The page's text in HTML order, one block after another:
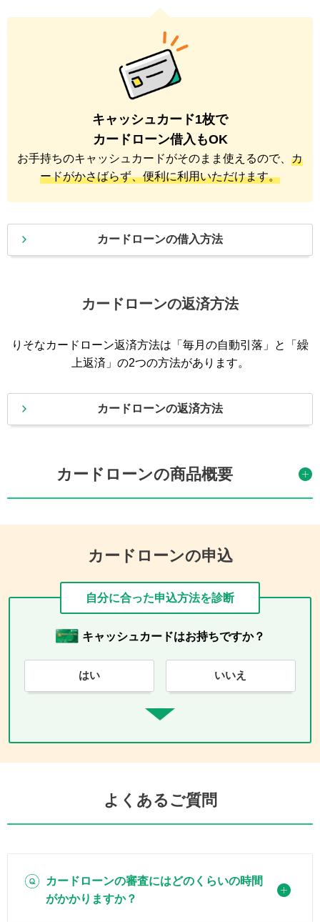
キャッシュカード1枚で
カードローン借入もOK
お手持ちのキャッシュカードがそのまま使えるので、 カ
ードがかさばらず、便利に利用いただけます。
カードローンの借入方法
カードローンの返済方法
りそなカードローン返済方法は「毎月の自動引落」と「繰
上返済」の2つの方法があります。
カードローンの返済方法
カードローンの商品概要
カードローンの申込
自分に合った申込方法を診断
キャッシュカードはお持ちですか？
はい いいえ
よくあるご質問
カードローンの審査にはどのくらいの時間
がかかりますか？